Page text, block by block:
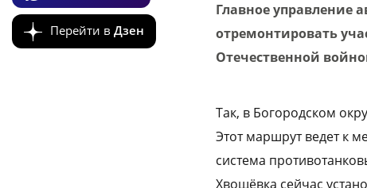
Перейти в Дзен
Главное управление
отремонтировать
Отечественной
Так, в Богородском
Этот маршрут ведет к
система
Хвощёвка сейчас